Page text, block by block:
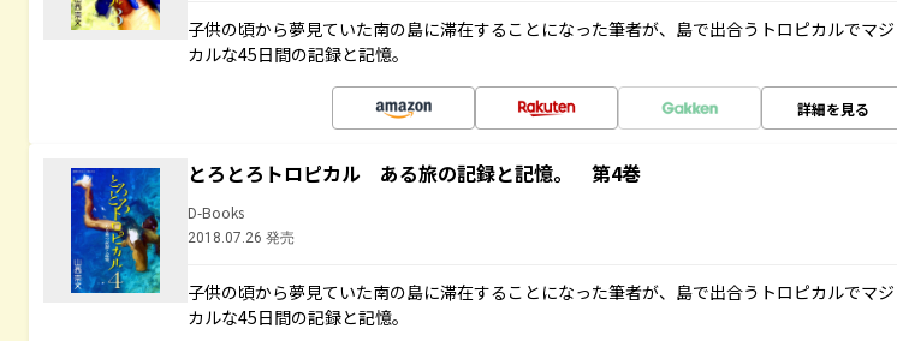
子供の頃から夢見ていた南の島に滞在することになった筆者が、島で出合うトロピカルでマジ
カルな45日間の記録と記憶。
詳細を見る
とろとろトロピカル ある旅の記録と記憶。 第4巻
D-Books
2018.07.26 発売
子供の頃から夢見ていた南の島に滞在することになった筆者が、島で出合うトロピカルでマジ
カルな45日間の記録と記憶。